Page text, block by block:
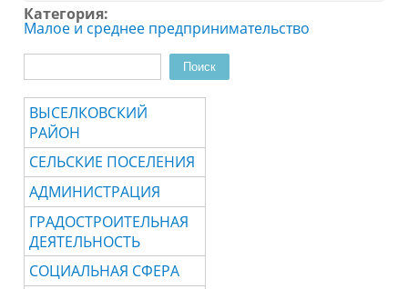
Категория:
Малое и среднее предпринимательство
Поиск
ВЫСЕЛКОВСКИЙ
РАЙОН
СЕЛЬСКИЕ ПОСЕЛЕНИЯ
АДМИНИСТРАЦИЯ
ГРАДОСТРОИТЕЛЬНАЯ
ДЕЯТЕЛЬНОСТЬ
СОЦИАЛЬНАЯ СФЕРА